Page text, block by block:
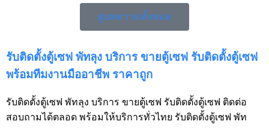
ดูบทความทั้งหมด
รับติดตั้งตู้เซฟ พัทลุง บริการ ขายตู้เซฟ รับติดตั้งตู้เซฟ
พร้อมทีมงานมืออาชีพ ราคาถูก
รับติดตั้งตู้เซฟ พัทลุง บริการ ขายตู้เซฟ รับติดตั้งตู้เซฟ ติดต่อ
สอบถามได้ตลอด พร้อมให้บริการทั่วไทย รับติดตั้งตู้เซฟ พัท